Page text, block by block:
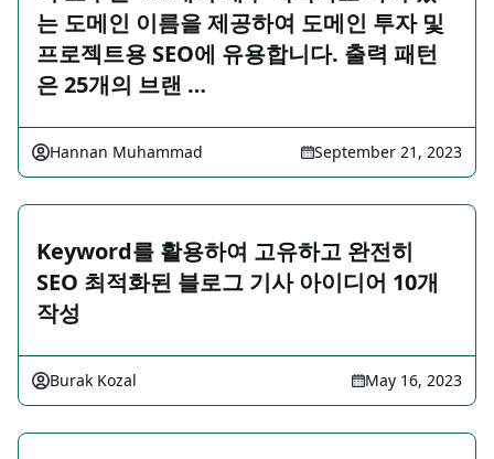
는 도메인 이름을 제공하여 도메인 투자 및
프로젝트용 SEO에 유용합니다. 출력 패턴
은 25개의 브랜 …
Hannan Muhammad September 21, 2023
Keyword를 활용하여 고유하고 완전히
SEO 최적화된 블로그 기사 아이디어 10개
작성
Burak Kozal May 16, 2023